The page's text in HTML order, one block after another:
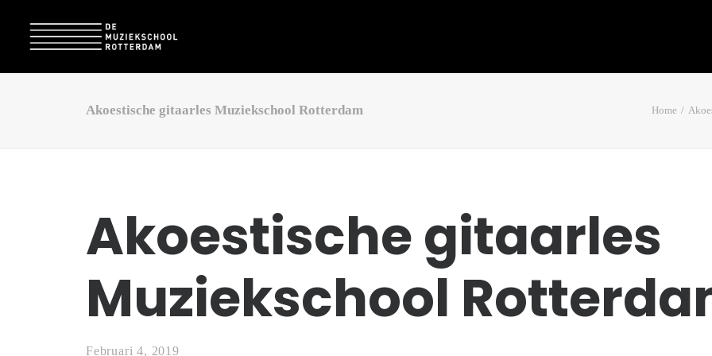
Akoestische gitaarles Muziekschool Rotterdam Home
Akoestische gitaarles
Muziekschool
Februari 4, 2019